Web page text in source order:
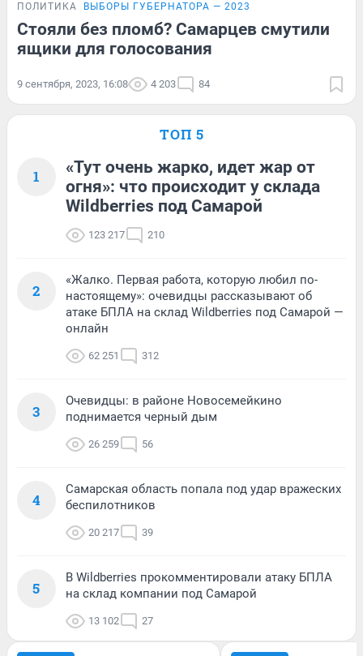
ПОЛИТИКА ВЫБОРЫ ГУБЕРНАТОРА — 2023
Стояли без пломб? Самарцев смутили
ящики для голосования
9 сентября, 2023, 16:08 4 203 84
ТОП 5
1
«Тут очень жарко, идет жар от
огня»: что происходит у склада
Wildberries под Самарой
123 217 210
2
«Жалко. Первая работа, которую любил по-
настоящему»: очевидцы рассказывают об
атаке БПЛА на склад Wildberries под Самарой —
онлайн
62 251 312
3
Очевидцы: в районе Новосемейкино
поднимается черный дым
26 259 56
4
Самарская область попала под удар вражеских
беспилотников
20 217 39
5
В Wildberries прокомментировали атаку БПЛА
на склад компании под Самарой
13 102 27